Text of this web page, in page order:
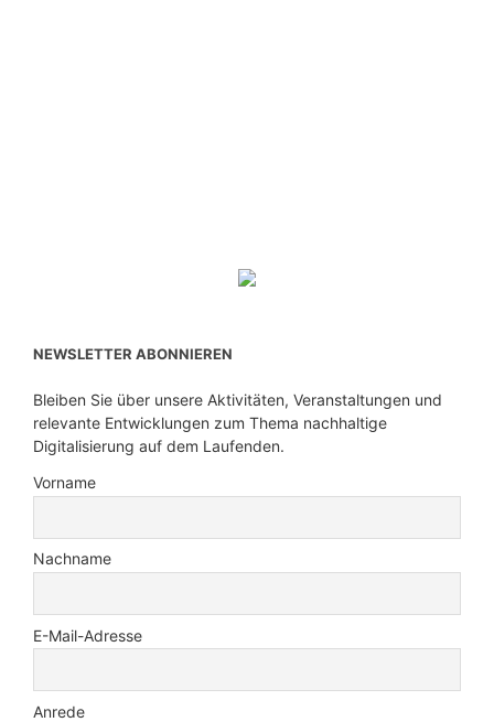
NEWSLETTER ABONNIEREN
Bleiben Sie über unsere Aktivitäten, Veranstaltungen und
relevante Entwicklungen zum Thema nachhaltige
Digitalisierung auf dem Laufenden.
Vorname
Nachname
E-Mail-Adresse
Anrede